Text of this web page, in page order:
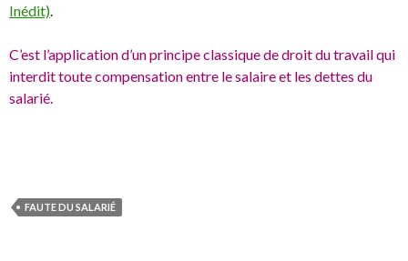
Inédit).
C’est l’application d’un principe classique de droit du travail qui
interdit toute compensation entre le salaire et les dettes du
salarié.
FAUTE DU SALARIÉ